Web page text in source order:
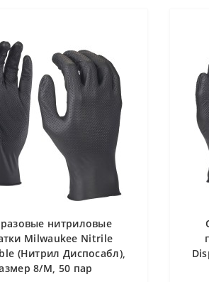
нитриловые
Milwaukee Nitrile
(Нитрил Диспосабл),
8/M, 50 пар